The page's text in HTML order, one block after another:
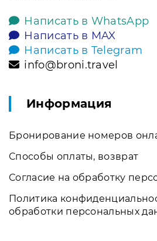
Написать в WhatsApp
Написать в MAX
Написать в Telegram
info@broni.travel
Информация
Бронирование номеров
Способы оплаты, возврат
Согласие на обработку
Политика
обработки персональных